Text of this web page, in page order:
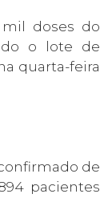
doses do
o lote de
quarta-feira
de
pacientes